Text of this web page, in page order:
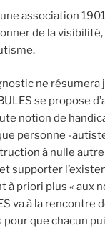
association
de la visibilité,
ne résumera
se propose
notion de
personne -
à nulle
supporter
à priori plus « aux
va à la rencontre
que chacun